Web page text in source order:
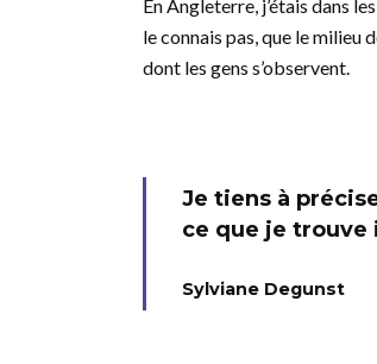
En Angleterre, j’étais dans
le connais pas, que le milieu
dont les gens s’observent.
Je tiens à
ce que je trouve
Sylviane Degunst